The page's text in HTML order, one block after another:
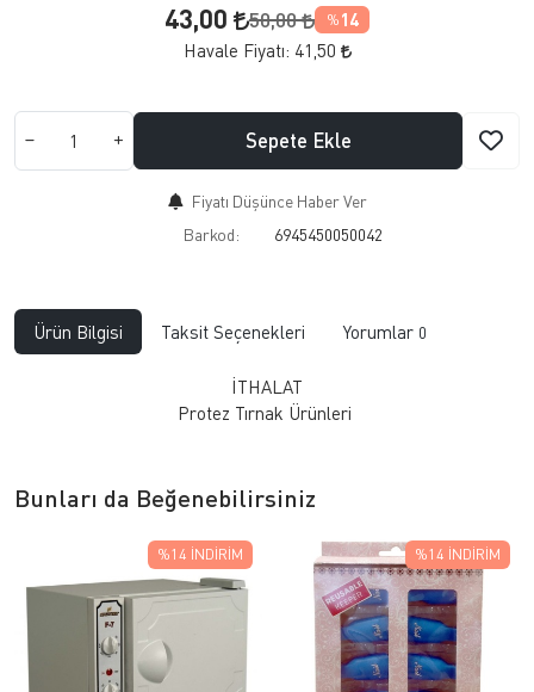
43,00 50,00 % 14
Havale Fiyatı: 41,50
Sepete Ekle
Fiyatı Düşünce Haber Ver
Barkod:
6945450050042
Ürün Bilgisi Taksit Seçenekleri Yorumlar 0
İTHALAT
Protez Tırnak Ürünleri
Bunları da Beğenebilirsiniz
%14 İNDIRIM %14 İNDIRIM